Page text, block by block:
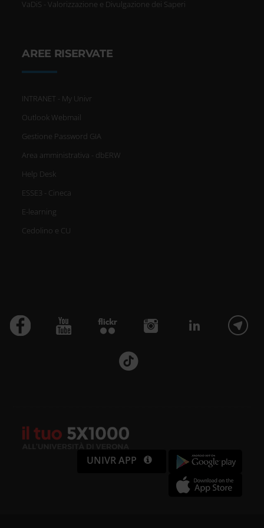
VaDiS - Valorizzazione e Divulgazione dei Saperi
AREE RISERVATE
INTRANET - My Univr
Outlook Webmail
Gestione Password GIA
Area amministrativa - dbERW
Help Desk
ESSE3 - Cineca
E-learning
Cedolino e CU
UNIVR APP